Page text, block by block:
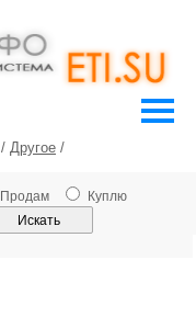
/ Другое /
Продам Куплю